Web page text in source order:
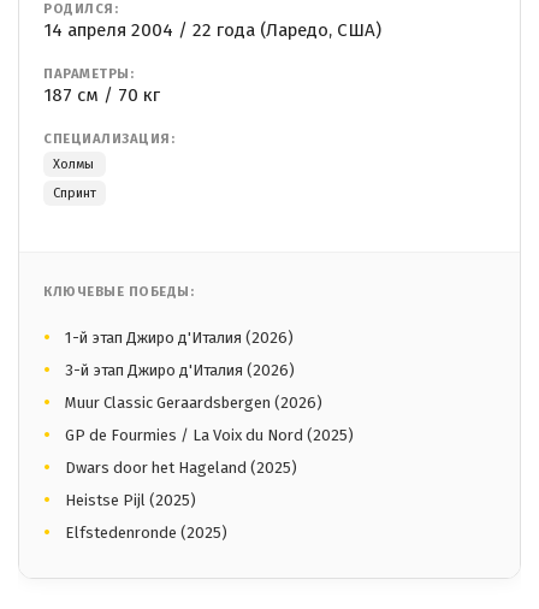
РОДИЛСЯ:
14 апреля 2004 / 22 года (Ларедо, США)
ПАРАМЕТРЫ:
187 см / 70 кг
СПЕЦИАЛИЗАЦИЯ:
Холмы
Спринт
КЛЮЧЕВЫЕ ПОБЕДЫ:
1-й этап Джиро д'Италия (2026)
3-й этап Джиро д'Италия (2026)
Muur Classic Geraardsbergen (2026)
GP de Fourmies / La Voix du Nord (2025)
Dwars door het Hageland (2025)
Heistse Pijl (2025)
Elfstedenronde (2025)